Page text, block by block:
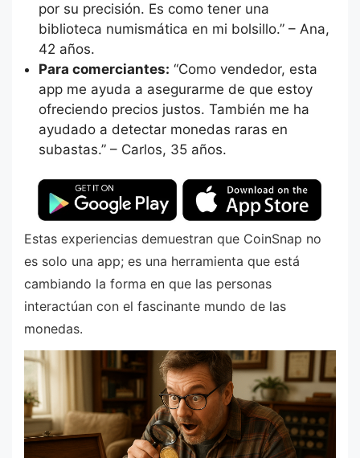
por su precisión. Es como tener una
biblioteca numismática en mi bolsillo.” – Ana,
42 años.
Para comerciantes: “Como vendedor, esta
app me ayuda a asegurarme de que estoy
ofreciendo precios justos. También me ha
ayudado a detectar monedas raras en
subastas.” – Carlos, 35 años.
Estas experiencias demuestran que CoinSnap no
es solo una app; es una herramienta que está
cambiando la forma en que las personas
interactúan con el fascinante mundo de las
monedas.